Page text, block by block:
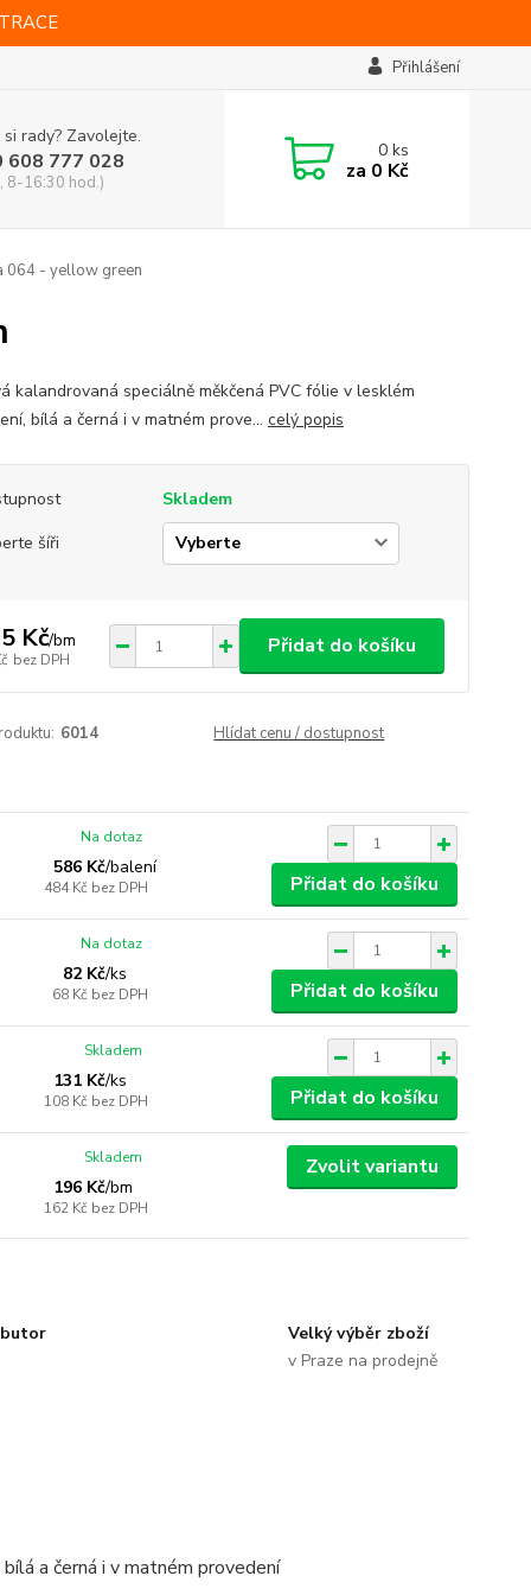
Přihlášení
rady? Zavolejte.
608 777 028
8-16:30 hod.)
0ks
za 0 Kč
064 - yellow green
kalandrovaná speciálně měkčená PVC fólie v lesklém
bílá a černá i v matném prove... celý popis
Skladem
šíři
Kč/bm
bez DPH
Přidat do košíku
6014 Hlídat cenu / dostupnost
586 Kč/balení
484 Kč bez DPH
Na dotaz
Přidat do košíku
82 Kč/ks
68 Kč bez DPH
Na dotaz
Přidat do košíku
131 Kč/ks
108 Kč bez DPH
Skladem
Přidat do košíku
196 Kč/bm
162 Kč bez DPH
Skladem Zvolit variantu
Velký výběr zboží
v Praze na prodejně
a černá i v matném provedení